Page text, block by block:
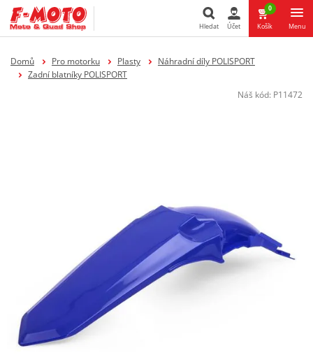
Hledat Účet
0
Košík Menu
Domů Pro motorku Plasty
Náhradní díly POLISPORT
Zadní blatníky POLISPORT
Náš kód: P11472